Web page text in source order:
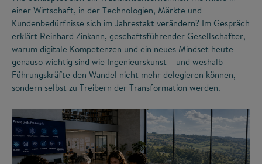
einer Wirtschaft, in der Technologien, Märkte und
Kundenbedürfnisse sich im Jahrestakt verändern? Im Gespräch
erklärt Reinhard Zinkann, geschaftsführender Gesellschafter,
warum digitale Kompetenzen und ein neues Mindset heute
genauso wichtig sind wie Ingenieurskunst – und weshalb
Führungskräfte den Wandel nicht mehr delegieren können,
sondern selbst zu Treibern der Transformation werden.